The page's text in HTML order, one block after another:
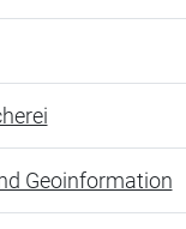
Geoinformation